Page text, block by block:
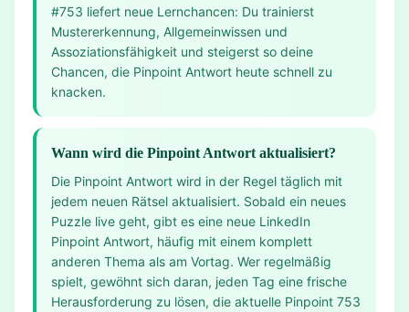
#753 liefert neue Lernchancen: Du trainierst
Mustererkennung, Allgemeinwissen und
Assoziationsfähigkeit und steigerst so deine
Chancen, die Pinpoint Antwort heute schnell zu
knacken.
Wann wird die Pinpoint Antwort aktualisiert?
Die Pinpoint Antwort wird in der Regel täglich mit
jedem neuen Rätsel aktualisiert. Sobald ein neues
Puzzle live geht, gibt es eine neue LinkedIn
Pinpoint Antwort, häufig mit einem komplett
anderen Thema als am Vortag. Wer regelmäßig
spielt, gewöhnt sich daran, jeden Tag eine frische
Herausforderung zu lösen, die aktuelle Pinpoint 753